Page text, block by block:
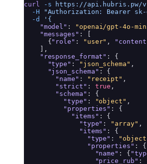
curl -s https://api.hubris.pw/
  -H
"Authorization: Bearer
  -d
'{
"model" : "openai/gpt-4o-
"messages" :
{ "role" : "user" ,
,
"response_format" :
{
"type" : "json_schema" ,
"json_schema" :
{
"name" : "receipt" ,
"strict" : true ,
"schema" :
{
"type" : "object" ,
"properties" :
{
"items" :
{
"type" : "array" ,
"items" :
{
"type" :
"properties" :
{
"name" : {
"price_rub" :